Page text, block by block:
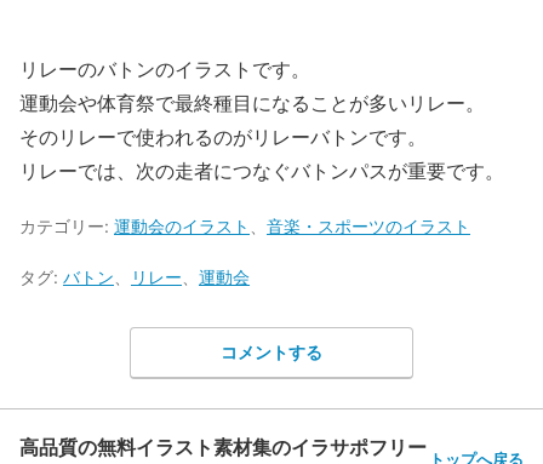
リレーのバトンのイラストです。
運動会や体育祭で最終種目になることが多いリレー。
そのリレーで使われるのがリレーバトンです。
リレーでは、次の走者につなぐバトンパスが重要です。
カテゴリー: 運動会のイラスト 音楽・スポーツのイラスト
タグ: バトン リレー 運動会
コメントする
高品質の無料イラスト素材集のイラサポフリー トップへ戻る